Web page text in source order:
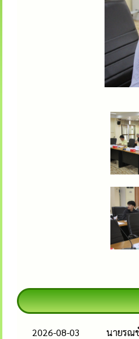
2026-08-03
นายรณ